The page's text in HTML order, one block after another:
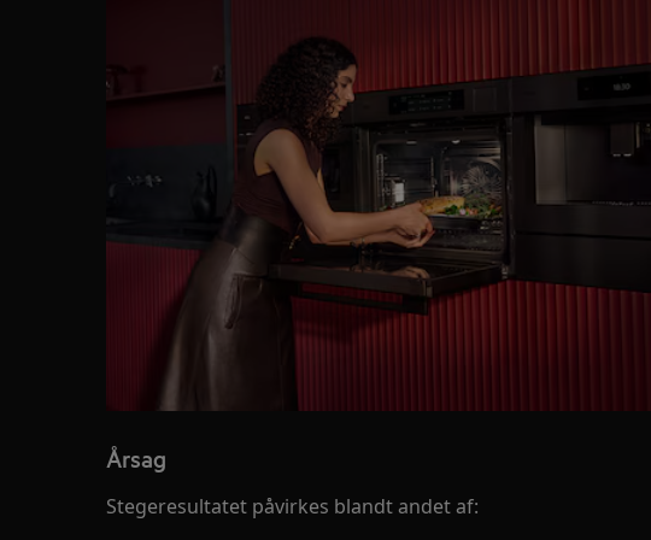
Årsag
Stegeresultatet påvirkes blandt andet af: